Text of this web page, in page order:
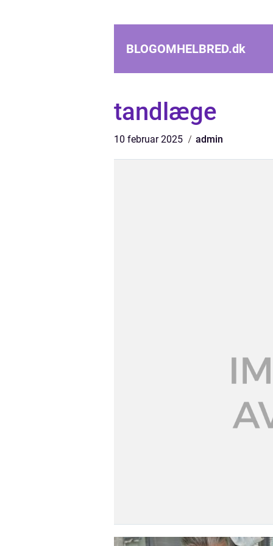
BLOGOMHELBRED.dk
tandlæge
10 februar 2025 admin